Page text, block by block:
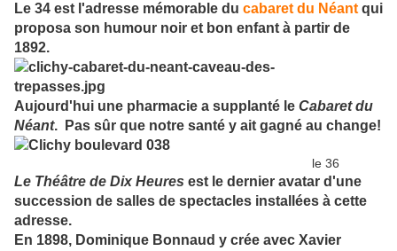
Le 34 est l'adresse mémorable du cabaret du Néant qui
proposa son humour noir et bon enfant à partir de
1892.
Aujourd'hui une pharmacie a supplanté le Cabaret du
Néant. Pas sûr que notre santé y ait gagné au change!
le 36
Le Théâtre de Dix Heures est le dernier avatar d'une
succession de salles de spectacles installées à cette
adresse.
En 1898, Dominique Bonnaud y crée avec Xavier